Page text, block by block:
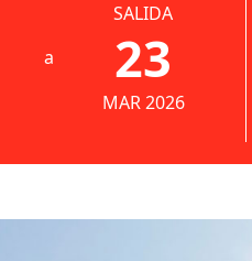
a
SALIDA
23
MAR 2026